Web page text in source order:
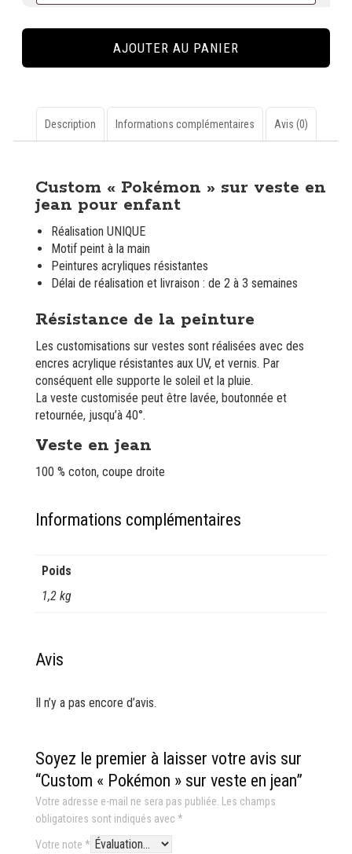
"Pokémon"
veste
jean
AJOUTER AU PANIER
Description Informations complémentaires Avis (0)
Custom « Pokémon » sur veste en
jean pour enfant
Réalisation UNIQUE
Motif peint à la main
Peintures acryliques résistantes
Délai de réalisation et livraison : de 2 à 3 semaines
Résistance de la peinture
Les customisations sur vestes sont réalisées avec des
encres acrylique résistantes aux UV, et vernis. Par
conséquent elle supporte le soleil et la pluie.
La veste customisée peut être lavée, boutonnée et
retournée, jusqu’à 40°.
Veste en jean
100 % coton, coupe droite
Informations complémentaires
Poids
1,2 kg
Avis
Il n’y a pas encore d’avis.
Soyez le premier à laisser votre avis sur
“Custom « Pokémon » sur veste en jean”
Votre adresse e-mail ne sera pas publiée.
Les champs
obligatoires sont indiqués avec *
Votre note *